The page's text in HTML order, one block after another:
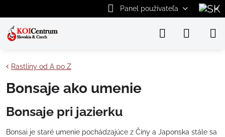
Panel používateľa
Rastliny od A po Z
Bonsaje ako umenie
Bonsaje pri jazierku
Bonsai je staré umenie pochádzajúce z Číny a Japonska stále sa